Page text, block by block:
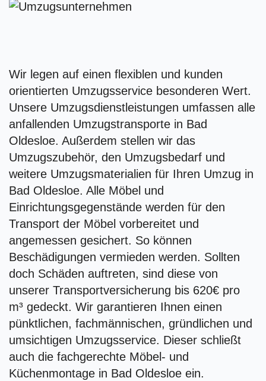
Wir legen auf einen flexiblen und kunden
orientierten Umzugsservice besonderen Wert.
Unsere Umzugsdienstleistungen umfassen alle
anfallenden Umzugstransporte in Bad
Oldesloe. Außerdem stellen wir das
Umzugszubehör, den Umzugsbedarf und
weitere Umzugsmaterialien für Ihren Umzug in
Bad Oldesloe. Alle Möbel und
Einrichtungsgegenstände werden für den
Transport der Möbel vorbereitet und
angemessen gesichert. So können
Beschädigungen vermieden werden. Sollten
doch Schäden auftreten, sind diese von
unserer Transportversicherung bis 620€ pro
m³ gedeckt. Wir garantieren Ihnen einen
pünktlichen, fachmännischen, gründlichen und
umsichtigen Umzugsservice. Dieser schließt
auch die fachgerechte Möbel- und
Küchenmontage in Bad Oldesloe ein.